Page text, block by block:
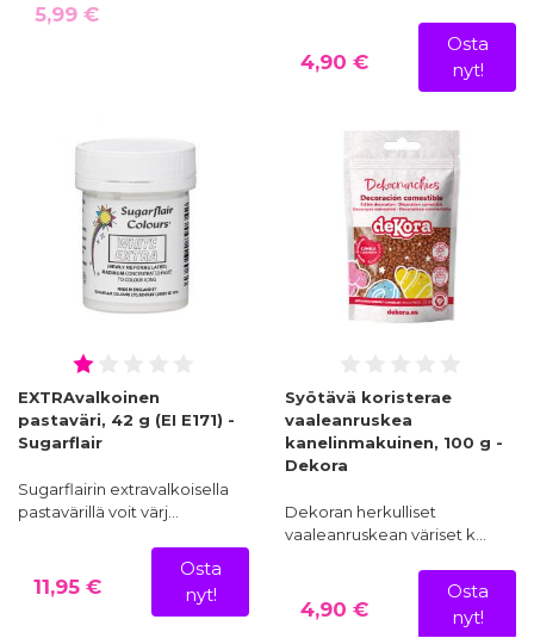
5,99 €
4,90 €
Osta
nyt!
EXTRAvalkoinen
pastaväri, 42 g (EI E171) -
Sugarflair
Sugarflairin extravalkoisella
pastavärillä voit värj…
11,95 €
Osta
nyt!
Syötävä koristerae
vaaleanruskea
kanelinmakuinen, 100 g -
Dekora
Dekoran herkulliset
vaaleanruskean väriset k…
4,90 €
Osta
nyt!